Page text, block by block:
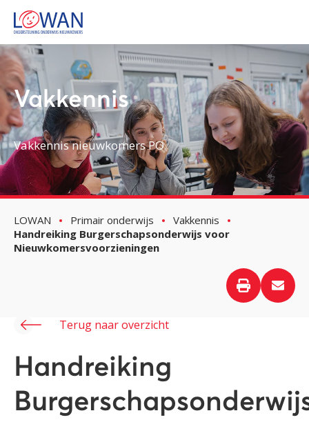
Vakkennis
Vakkennis nieuwkomers PO
LOWAN Primair onderwijs
Vakkennis
Handreiking Burgerschapsonderwijs voor
Nieuwkomersvoorzieningen
Terug naar overzicht
Handreiking